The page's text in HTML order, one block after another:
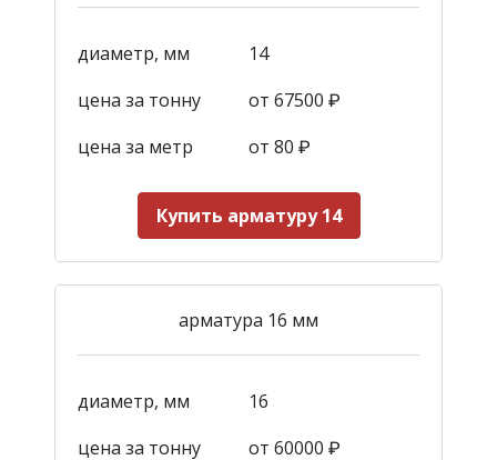
диаметр, мм
14
цена за тонну
от 67500 ₽
цена за метр
от 80 ₽
Купить арматуру 14
арматура 16 мм
диаметр, мм
16
цена за тонну
от 60000 ₽